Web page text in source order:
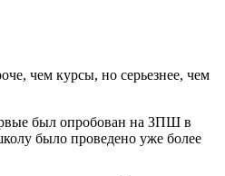
чем курсы, но серьезнее, чем
был опробован на ЗПШ в
было проведено уже более